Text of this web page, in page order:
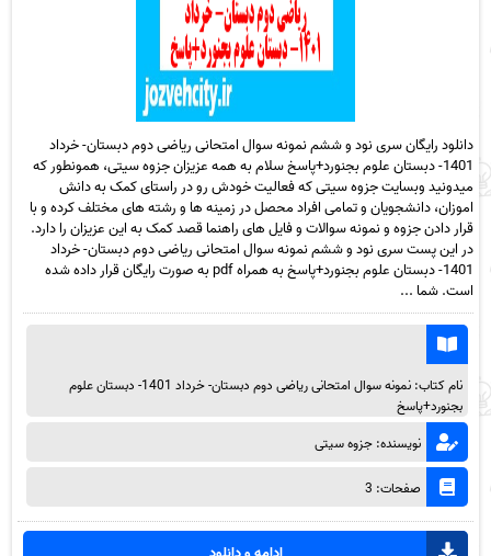
دانلود رایگان سری نود و ششم نمونه سوال امتحانی ریاضی دوم دبستان- خرداد
1401- دبستان علوم بجنورد+پاسخ سلام به همه عزیزان جزوه سیتی، همونطور که
میدونید وبسایت جزوه سیتی که فعالیت خودش رو در راستای کمک به دانش
اموزان، دانشجویان و تمامی افراد محصل در زمینه ها و رشته های مختلف کرده و با
قرار دادن جزوه و نمونه سوالات و فایل های راهنما قصد کمک به این عزیزان را دارد.
در این پست سری نود و ششم نمونه سوال امتحانی ریاضی دوم دبستان- خرداد
1401- دبستان علوم بجنورد+پاسخ به همراه pdf به صورت رایگان قرار داده شده
است. شما ...
نام کتاب: نمونه سوال امتحانی ریاضی دوم دبستان- خرداد 1401- دبستان علوم
بجنورد+پاسخ
نویسنده: جزوه سیتی
صفحات: 3